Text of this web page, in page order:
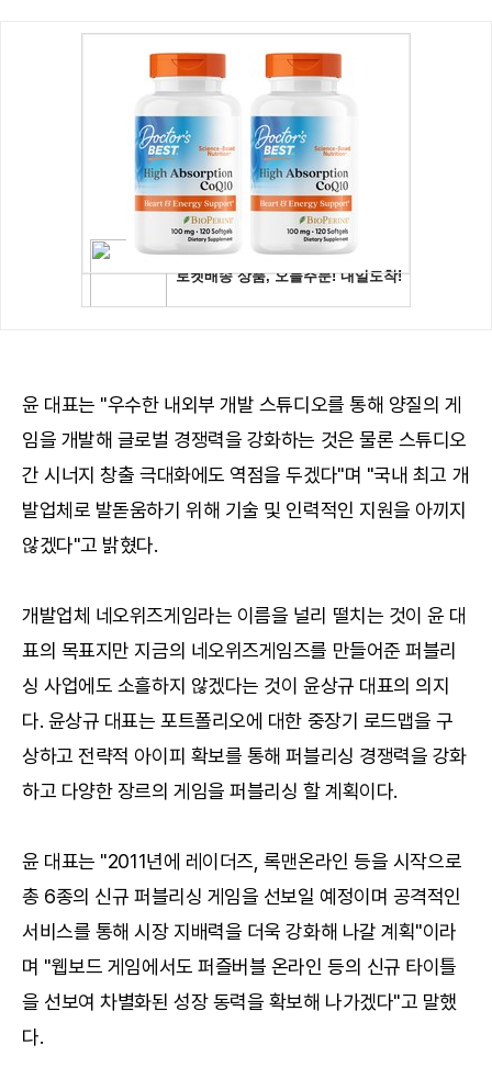
윤 대표는 "우수한 내외부 개발 스튜디오를 통해 양질의 게
임을 개발해 글로벌 경쟁력을 강화하는 것은 물론 스튜디오
간 시너지 창출 극대화에도 역점을 두겠다"며 "국내 최고 개
발업체로 발돋움하기 위해 기술 및 인력적인 지원을 아끼지
않겠다"고 밝혔다.
개발업체 네오위즈게임라는 이름을 널리 떨치는 것이 윤 대
표의 목표지만 지금의 네오위즈게임즈를 만들어준 퍼블리
싱 사업에도 소흘하지 않겠다는 것이 윤상규 대표의 의지
다. 윤상규 대표는 포트폴리오에 대한 중장기 로드맵을 구
상하고 전략적 아이피 확보를 통해 퍼블리싱 경쟁력을 강화
하고 다양한 장르의 게임을 퍼블리싱 할 계획이다.
윤 대표는 "2011년에 레이더즈, 록맨온라인 등을 시작으로
총 6종의 신규 퍼블리싱 게임을 선보일 예정이며 공격적인
서비스를 통해 시장 지배력을 더욱 강화해 나갈 계획"이라
며 "웹보드 게임에서도 퍼즐버블 온라인 등의 신규 타이틀
을 선보여 차별화된 성장 동력을 확보해 나가겠다"고 말했
다.